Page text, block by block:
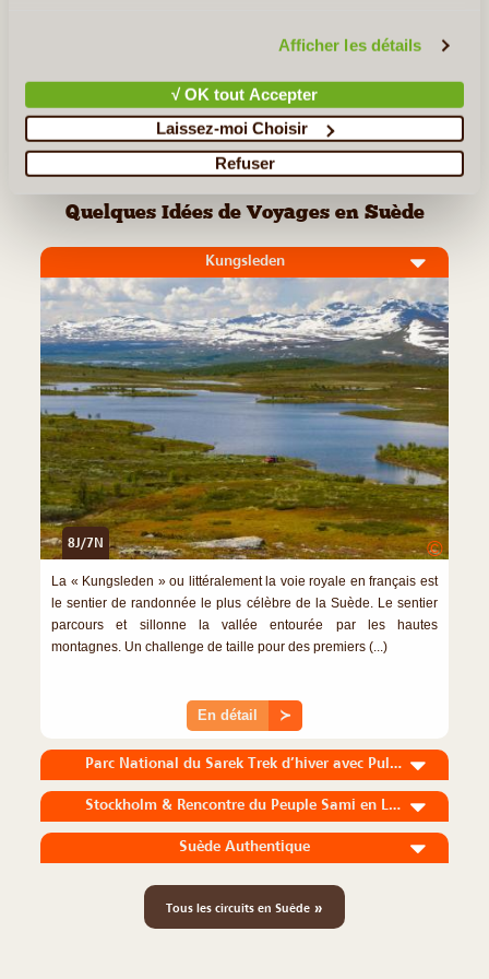
Afficher les détails
√ OK tout Accepter
Laissez-moi Choisir
Refuser
L'île d'Öland
L'Icehotel
<< Retour aux Incontournables de Suède
Quelques Idées de Voyages en Suède
Kungsleden
8J/7N ©
La « Kungsleden » ou littéralement la voie royale en français est
le sentier de randonnée le plus célèbre de la Suède. Le sentier
parcours et sillonne la vallée entourée par les hautes
montagnes. Un challenge de taille pour des premiers (...)
En détail ≻
Parc National du Sarek Trek d’hiver avec Pulka
Stockholm & Rencontre du Peuple Sami en Laponie 8 Jours / 7 Nuits
Suède Authentique
Tous les circuits en Suède »